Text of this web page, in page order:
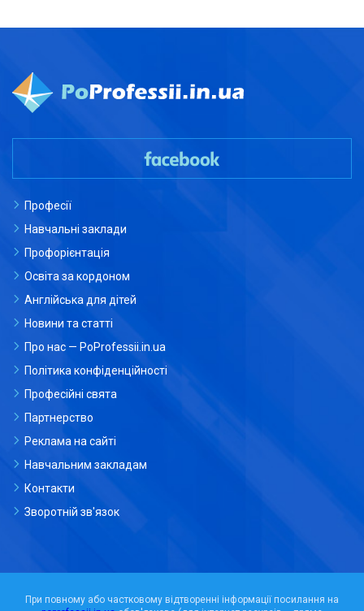
Професії
Навчальні заклади
Профорієнтація
Освіта за кордоном
Англійська для дітей
Новини та статті
Про нас — PoProfessii.in.ua
Політика конфіденційності
Професійні свята
Партнерство
Реклама на сайті
Навчальним закладам
Контакти
Зворотній зв'язок
При повному або частковому відтворенні інформації посилання на